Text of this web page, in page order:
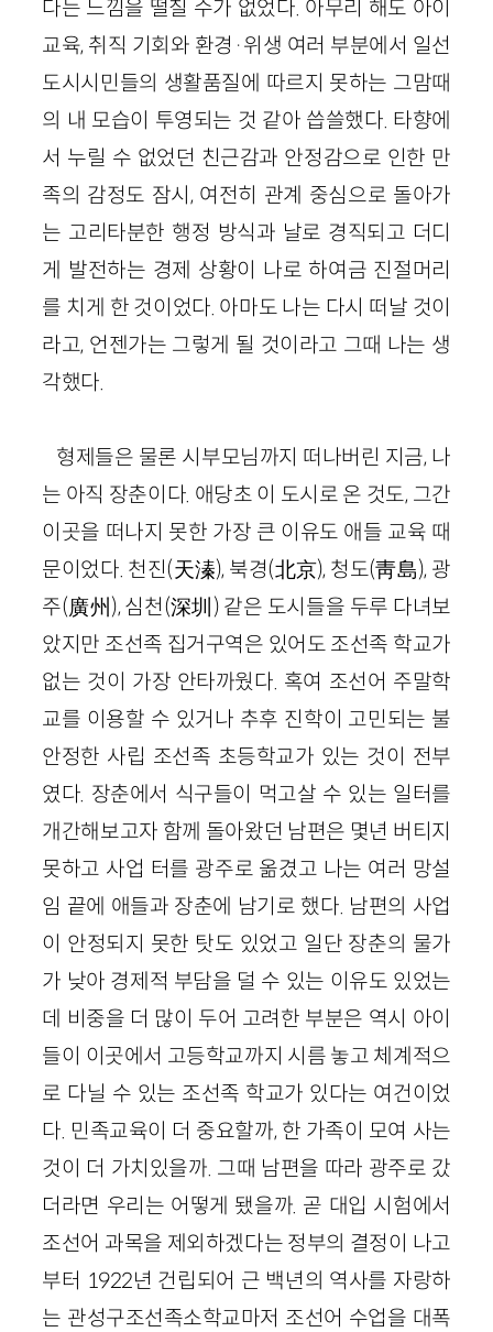
다는 느낌을 떨칠 수가 없었다. 아무리 해도 아이
교육, 취직 기회와 환경·위생 여러 부분에서 일선
도시시민들의 생활품질에 따르지 못하는 그맘때
의 내 모습이 투영되는 것 같아 씁쓸했다. 타향에
서 누릴 수 없었던 친근감과 안정감으로 인한 만
족의 감정도 잠시, 여전히 관계 중심으로 돌아가
는 고리타분한 행정 방식과 날로 경직되고 더디
게 발전하는 경제 상황이 나로 하여금 진절머리
를 치게 한 것이었다. 아마도 나는 다시 떠날 것이
라고, 언젠가는 그렇게 될 것이라고 그때 나는 생
각했다.
형제들은 물론 시부모님까지 떠나버린 지금, 나
는 아직 장춘이다. 애당초 이 도시로 온 것도, 그간
이곳을 떠나지 못한 가장 큰 이유도 애들 교육 때
문이었다. 천진(天溱), 북경(北京), 청도(靑島), 광
주(廣州), 심천(深圳) 같은 도시들을 두루 다녀보
았지만 조선족 집거구역은 있어도 조선족 학교가
없는 것이 가장 안타까웠다. 혹여 조선어 주말학
교를 이용할 수 있거나 추후 진학이 고민되는 불
안정한 사립 조선족 초등학교가 있는 것이 전부
였다. 장춘에서 식구들이 먹고살 수 있는 일터를
개간해보고자 함께 돌아왔던 남편은 몇년 버티지
못하고 사업 터를 광주로 옮겼고 나는 여러 망설
임 끝에 애들과 장춘에 남기로 했다. 남편의 사업
이 안정되지 못한 탓도 있었고 일단 장춘의 물가
가 낮아 경제적 부담을 덜 수 있는 이유도 있었는
데 비중을 더 많이 두어 고려한 부분은 역시 아이
들이 이곳에서 고등학교까지 시름 놓고 체계적으
로 다닐 수 있는 조선족 학교가 있다는 여건이었
다. 민족교육이 더 중요할까, 한 가족이 모여 사는
것이 더 가치있을까. 그때 남편을 따라 광주로 갔
더라면 우리는 어떻게 됐을까. 곧 대입 시험에서
조선어 과목을 제외하겠다는 정부의 결정이 나고
부터 1922년 건립되어 근 백년의 역사를 자랑하
는 관성구조선족소학교마저 조선어 수업을 대폭